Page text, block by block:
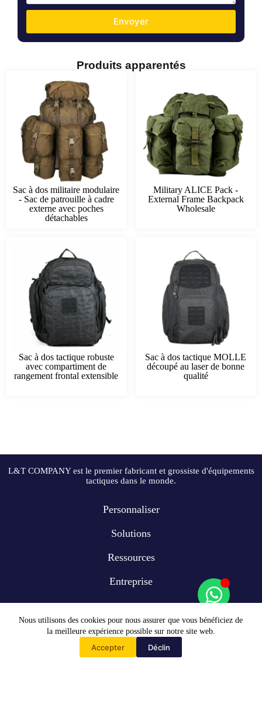
Nous utilisons des cookies pour nous assurer que vous bénéficiez de
la meilleure expérience possible sur notre site web.
Accepter Déclin
Envoyer
Produits apparentés
Sac à dos militaire modulaire
- Sac de patrouille à cadre
externe avec poches
détachables
Military ALICE Pack -
External Frame Backpack
Wholesale
Sac à dos tactique robuste
avec compartiment de
rangement frontal extensible
Sac à dos tactique MOLLE
découpé au laser de bonne
qualité
L&T COMPANY est le premier fabricant et grossiste d'équipements
tactiques dans le monde.
Personnaliser
Solutions
Ressources
Entreprise
Copyright © 2009-2024 L&T COMPANY Co, Ltd. Tous droits